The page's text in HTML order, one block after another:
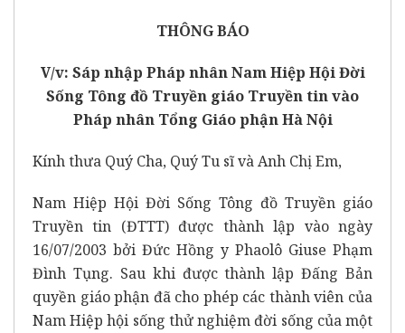
THÔNG BÁO
V/v: Sáp nhập Pháp nhân Nam Hiệp Hội Đời
Sống Tông đồ Truyền giáo Truyền tin vào
Pháp nhân Tổng Giáo phận Hà Nội
Kính thưa Quý Cha, Quý Tu sĩ và Anh Chị Em,
Nam Hiệp Hội Đời Sống Tông đồ Truyền giáo
Truyền tin (ĐTTT) được thành lập vào ngày
16/07/2003 bởi Đức Hồng y Phaolô Giuse Phạm
Đình Tụng. Sau khi được thành lập Đấng Bản
quyền giáo phận đã cho phép các thành viên của
Nam Hiệp hội sống thử nghiệm đời sống của một